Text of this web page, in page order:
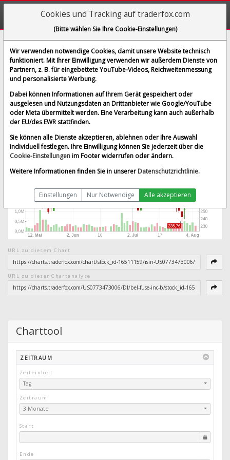
Bel Fuse Inc. (B)
[BELFB | WKN 915578 | ISIN US0773473006]
297,608 $ 1,18 %
Echtzeit-Aktienkurs vom 06.08.2026 um 17:14 Uhr
Echtzeit USD Splitbereinigt
URL zu diesem Chart
URL zu dieser Chartanalyse
Charttool
ZEITRAUM
Zeiteinheit
Tag
Zeitraum
3 Monate
Start
Ende
Cookies und Tracking auf traderfox.com
(Bitte wählen Sie Ihre Cookie-Einstellungen)
Wir verwenden notwendige Cookies, damit unsere Website technisch
funktioniert. Mit Ihrer Einwilligung verwenden wir außerdem Dienste von
Partnern, z. B. für eingebettete YouTube-Videos, Reichweitenmessung
und personalisierte Werbung.
Dabei können Informationen auf Ihrem Gerät gespeichert oder
ausgelesen und Nutzungsdaten an Drittanbieter wie Google/YouTube
oder Meta übermittelt werden. Eine Verarbeitung kann auch außerhalb
der EU/des EWR stattfinden.
Sie können alle Dienste akzeptieren, ablehnen oder Ihre Auswahl
individuell festlegen. Ihre Einwilligung können Sie jederzeit über die
Cookie-Einstellungenim Footer widerrufen oder ändern.
Weitere Informationen finden Sie in unserer Datenschutzrichtlinie.
Einstellungen Nur Notwendige Alle akzeptieren